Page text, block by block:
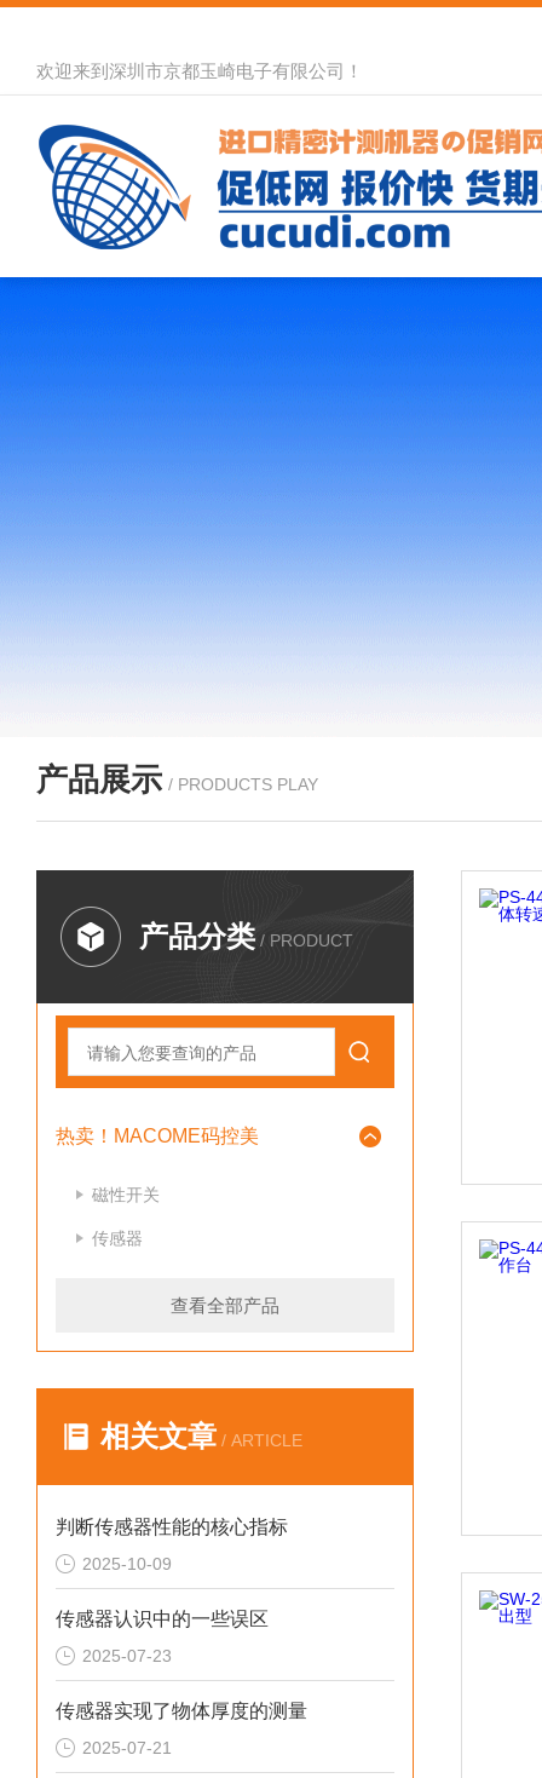
欢迎来到深圳市京都玉崎电子有限公司！
产品展示 / PRODUCTS PLAY
产品分类 / PRODUCT
热卖！MACOME码控美
磁性开关
传感器
查看全部产品
相关文章 / ARTICLE
判断传感器性能的核心指标
2025-10-09
传感器认识中的一些误区
2025-07-23
传感器实现了物体厚度的测量
2025-07-21